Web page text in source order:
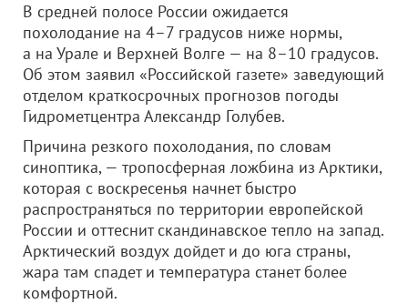
В средней полосе России ожидается
похолодание на 4–7 градусов ниже нормы,
а на Урале и Верхней Волге — на 8–10 градусов.
Об этом заявил «Российской газете» заведующий
отделом краткосрочных прогнозов погоды
Гидрометцентра Александр Голубев.
Причина резкого похолодания, по словам
синоптика, — тропосферная ложбина из Арктики,
которая с воскресенья начнет быстро
распространяться по территории европейской
России и оттеснит скандинавское тепло на запад.
Арктический воздух дойдет и до юга страны,
жара там спадет и температура станет более
комфортной.